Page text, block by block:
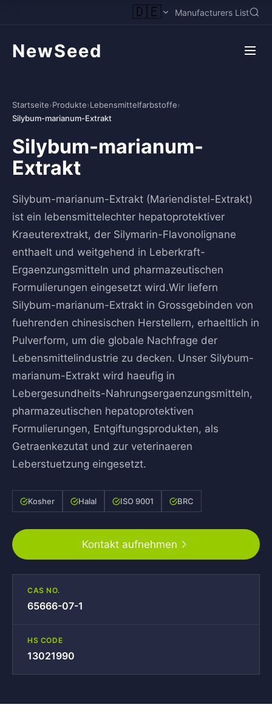
🇩🇪 Manufacturers List
NewSeed
Startseite›Produkte›Lebensmittelfarbstoffe›
Silybum-marianum-Extrakt
Silybum-marianum-
Extrakt
Silybum-marianum-Extrakt (Mariendistel-Extrakt)
ist ein lebensmittelechter hepatoprotektiver
Kraeuterextrakt, der Silymarin-Flavonolignane
enthaelt und weitgehend in Leberkraft-
Ergaenzungsmitteln und pharmazeutischen
Formulierungen eingesetzt wird.Wir liefern
Silybum-marianum-Extrakt in Grossgebinden von
fuehrenden chinesischen Herstellern, erhaeltlich in
Pulverform, um die globale Nachfrage der
Lebensmittelindustrie zu decken. Unser Silybum-
marianum-Extrakt wird haeufig in
Lebergesundheits-Nahrungsergaenzungsmitteln,
pharmazeutischen hepatoprotektiven
Formulierungen, Entgiftungsprodukten, als
Getraenkezutat und zur veterinaeren
Leberstuetzung eingesetzt.
Kosher Halal ISO 9001 BRC
Kontakt aufnehmen
CAS NO.
65666-07-1
HS CODE
13021990